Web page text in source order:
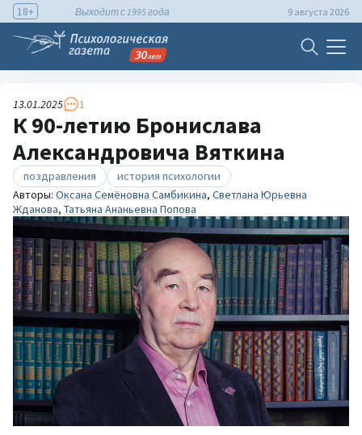
18+ Выходит с 1995 года 9 августа 2026
13.01.2025 1
К 90-летию Бронислава
Александровича Вяткина
поздравления
история психологии
Авторы: Оксана Семёновна Самбикина, Светлана Юрьевна
Жданова, Татьяна Ананьевна Попова